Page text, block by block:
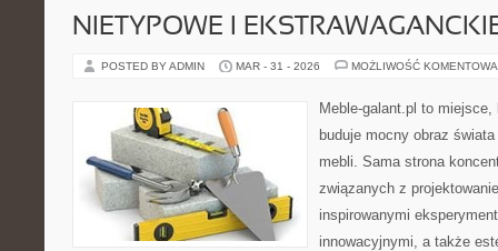
NIETYPOWE I
POSTED BY ADMIN MAR - 31 - 2026 MOŻLIWOŚĆ
Meble-galant.pl to
buduje mocny obraz
mebli. Sama strona
związanych z
inspirowanymi
innowacyjnymi, a także